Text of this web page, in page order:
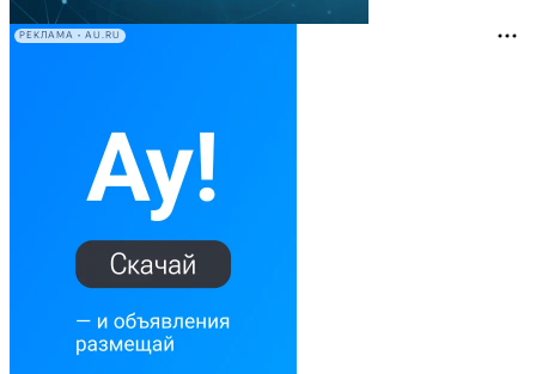
РЕКЛАМА • AU.RU